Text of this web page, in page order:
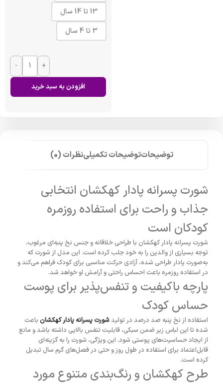
13 تا 14 سال
3 تا 4 سال
- +
افزودن به سبد خرید
توضیحاتتوضیحات تکمیلینظرات (0)
شورت پسرانه پادار کهکشان انتخابی
جذاب و راحت برای استفاده روزمره
کودکان است
شورت پسرانه پادار کهکشان با طراحی خلاقانه و جنس نخ پنبه‌ای مرغوب،
توجه بسیاری از والدین را به خود جلب کرده است. این مدل از شورت که
به‌صورت پادار طراحی شده، آزادی حرکت مناسبی برای کودک فراهم می‌کند و
در استفاده روزمره باعث احساس راحتی و آرامش او خواهد شد.
پارچه باکیفیت و تنفس‌پذیر برای پوست
حساس کودک
استفاده از نخ پنبه صد درصد در تولیدشورت پسرانه پادار کهکشان باعث
شده تا این لباس زیر ضمن سبکی، قابلیت تنفس بالایی داشته باشد و مانع
از ایجاد حساسیت‌های پوستی شود. این ویژگی، شورت را به گزینه‌ای
قابل‌اعتماد برای استفاده در طول روز و حتی در فصل‌های گرم سال تبدیل
کرده است.
طرح کهکشان و رنگ‌بندی متنوع مورد